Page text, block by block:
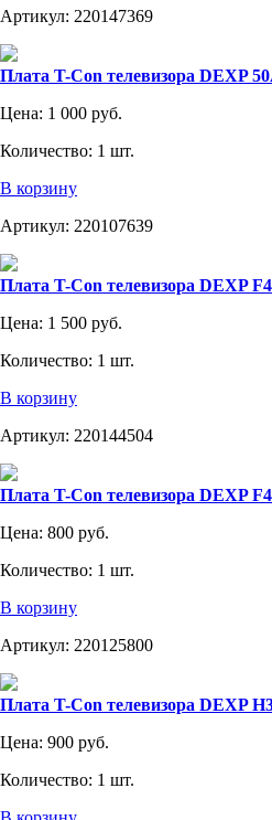
Артикул: 220147369
Плата T-Con телевизора DEXP
Цена: 1 000 руб.
Количество: 1 шт.
В корзину
Артикул: 220107639
Плата T-Con телевизора DEXP
Цена: 1 500 руб.
Количество: 1 шт.
В корзину
Артикул: 220144504
Плата T-Con телевизора DEXP
Цена: 800 руб.
Количество: 1 шт.
В корзину
Артикул: 220125800
Плата T-Con телевизора DEXP
Цена: 900 руб.
Количество: 1 шт.